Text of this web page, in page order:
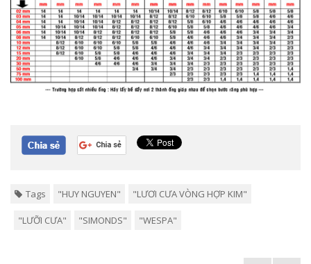
Tags "HUY NGUYEN" "LƯƠI CƯA VÒNG HỢP KIM"
"LƯỠI CƯA" "SIMONDS" "WESPA"